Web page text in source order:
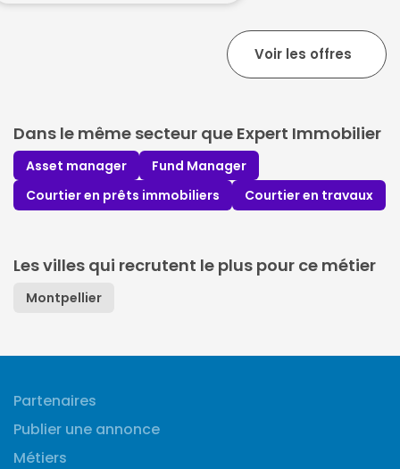
Voir les offres
Dans le même secteur que Expert Immobilier
Asset manager
Fund Manager
Courtier en prêts immobiliers
Courtier en travaux
Les villes qui recrutent le plus pour ce métier
Montpellier
Partenaires
Publier une annonce
Métiers